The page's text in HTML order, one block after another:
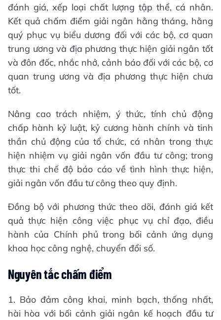
đánh giá, xếp loại chất lượng tập thể, cá nhân.
Kết quả chấm điểm giải ngân hằng tháng, hằng
quý phục vụ biểu dương đối với các bộ, cơ quan
trung ương và địa phương thực hiện giải ngân tốt
và đôn đốc, nhắc nhở, cảnh báo đối với các bộ, cơ
quan trung ương và địa phương thực hiện chưa
tốt.
Nâng cao trách nhiệm, ý thức, tính chủ động
chấp hành kỷ luật, kỷ cương hành chính và tinh
thần chủ động của tổ chức, cá nhân trong thực
hiện nhiệm vụ giải ngân vốn đầu tư công; trong
thực thi chế độ báo cáo về tình hình thực hiện,
giải ngân vốn đầu tư công theo quy định.
Đồng bộ với phương thức theo dõi, đánh giá kết
quả thực hiện công việc phục vụ chỉ đạo, điều
hành của Chính phủ trong bối cảnh ứng dụng
khoa học công nghệ, chuyển đổi số.
Nguyên tắc chấm điểm
1. Bảo đảm công khai, minh bạch, thống nhất,
hài hòa với bối cảnh giải ngân kế hoạch đầu tư